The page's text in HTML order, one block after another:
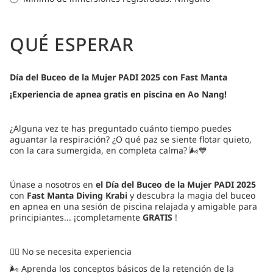
QUÉ ESPERAR
Día del Buceo de la Mujer PADI 2025 con Fast Manta
¡Experiencia de apnea gratis en piscina en Ao Nang!
¿Alguna vez te has preguntado cuánto tiempo puedes
aguantar la respiración? ¿O qué paz se siente flotar quieto,
con la cara sumergida, en completa calma? 🌬️💙
Únase a nosotros en el Día del Buceo de la Mujer PADI 2025
con Fast Manta Diving Krabi y descubra la magia del buceo
en apnea en una sesión de piscina relajada y amigable para
principiantes... ¡completamente GRATIS !
🧘‍♀️ No se necesita experiencia
🌬️ Aprenda los conceptos básicos de la retención de la